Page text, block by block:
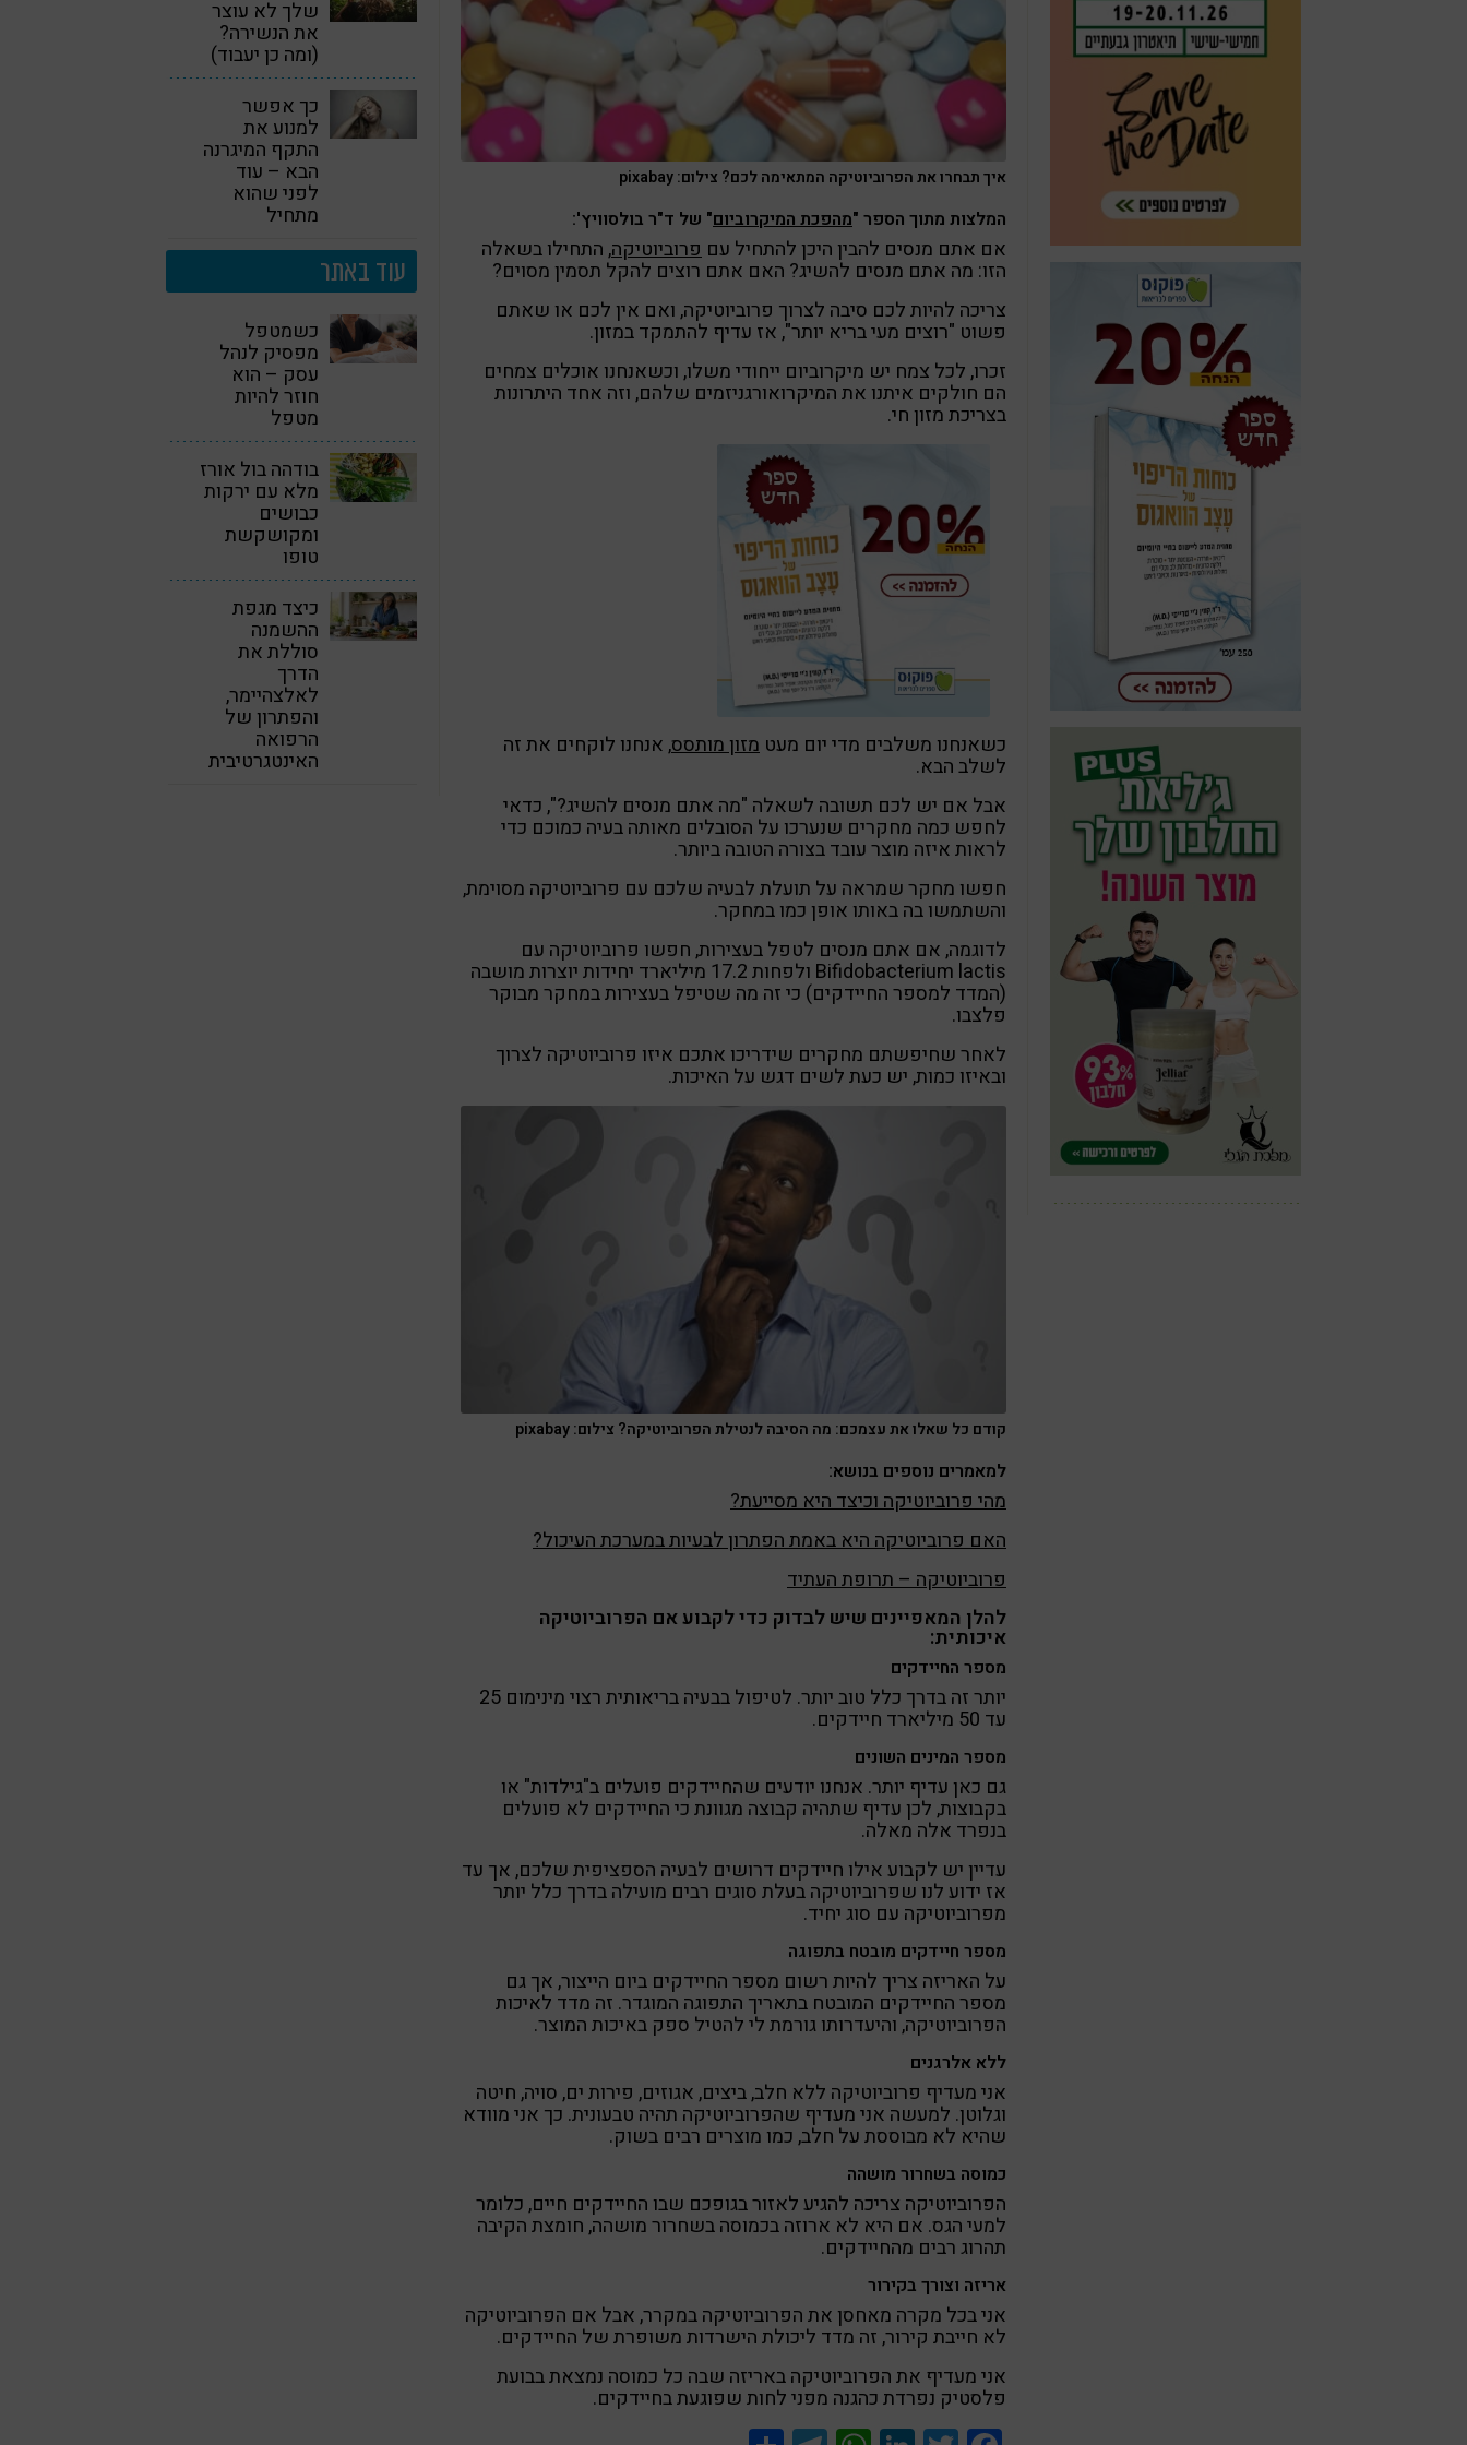
איך תבחרו את הפרוביוטיקה המתאימה לכם? צילום: pixabay
המלצות מתוך הספר "מהפכת המיקרוביום" של ד"ר בולסוויץ':
אם אתם מנסים להבין היכן להתחיל עם פרוביוטיקה, התחילו בשאלה
הזו: מה אתם מנסים להשיג? האם אתם רוצים להקל תסמין מסוים?
צריכה להיות לכם סיבה לצרוך פרוביוטיקה, ואם אין לכם או שאתם
פשוט "רוצים מעי בריא יותר", אז עדיף להתמקד במזון.
זכרו, לכל צמח יש מיקרוביום ייחודי משלו, וכשאנחנו אוכלים צמחים
הם חולקים איתנו את המיקרואורגניזמים שלהם, וזה אחד היתרונות
בצריכת מזון חי.
כשאנחנו משלבים מדי יום מעט מזון מותסס, אנחנו לוקחים את זה
לשלב הבא.
אבל אם יש לכם תשובה לשאלה "מה אתם מנסים להשיג?", כדאי
לחפש כמה מחקרים שנערכו על הסובלים מאותה בעיה כמוכם כדי
לראות איזה מוצר עובד בצורה הטובה ביותר.
חפשו מחקר שמראה על תועלת לבעיה שלכם עם פרוביוטיקה מסוימת,
והשתמשו בה באותו אופן כמו במחקר.
לדוגמה, אם אתם מנסים לטפל בעצירות, חפשו פרוביוטיקה עם
Bifidobacterium lactis ולפחות 17.2 מיליארד יחידות יוצרות מושבה
(המדד למספר החיידקים) כי זה מה שטיפל בעצירות במחקר מבוקר
פלצבו.
לאחר שחיפשתם מחקרים שידריכו אתכם איזו פרוביוטיקה לצרוך
ובאיזו כמות, יש כעת לשים דגש על האיכות.
קודם כל שאלו את עצמכם: מה הסיבה לנטילת הפרוביוטיקה? צילום: pixabay
למאמרים נוספים בנושא:
מהי פרוביוטיקה וכיצד היא מסייעת?
האם פרוביוטיקה היא באמת הפתרון לבעיות במערכת העיכול?
פרוביוטיקה – תרופת העתיד
להלן המאפיינים שיש לבדוק כדי לקבוע אם הפרוביוטיקה
איכותית:
מספר החיידקים
יותר זה בדרך כלל טוב יותר. לטיפול בבעיה בריאותית רצוי מינימום 25
עד 50 מיליארד חיידקים.
מספר המינים השונים
גם כאן עדיף יותר. אנחנו יודעים שהחיידקים פועלים ב"גילדות" או
בקבוצות, לכן עדיף שתהיה קבוצה מגוונת כי החיידקים לא פועלים
בנפרד אלה מאלה.
עדיין יש לקבוע אילו חיידקים דרושים לבעיה הספציפית שלכם, אך עד
אז ידוע לנו שפרוביוטיקה בעלת סוגים רבים מועילה בדרך כלל יותר
מפרוביוטיקה עם סוג יחיד.
מספר חיידקים מובטח בתפוגה
על האריזה צריך להיות רשום מספר החיידקים ביום הייצור, אך גם
מספר החיידקים המובטח בתאריך התפוגה המוגדר. זה מדד לאיכות
הפרוביוטיקה, והיעדרותו גורמת לי להטיל ספק באיכות המוצר.
ללא אלרגנים
אני מעדיף פרוביוטיקה ללא חלב, ביצים, אגוזים, פירות ים, סויה, חיטה
וגלוטן. למעשה אני מעדיף שהפרוביוטיקה תהיה טבעונית. כך אני מוודא
שהיא לא מבוססת על חלב, כמו מוצרים רבים בשוק.
כמוסה בשחרור מושהה
הפרוביוטיקה צריכה להגיע לאזור בגופכם שבו החיידקים חיים, כלומר
למעי הגס. אם היא לא ארוזה בכמוסה בשחרור מושהה, חומצת הקיבה
תהרוג רבים מהחיידקים.
אריזה וצורך בקירור
אני בכל מקרה מאחסן את הפרוביוטיקה במקרר, אבל אם הפרוביוטיקה
לא חייבת קירור, זה מדד ליכולת הישרדות משופרת של החיידקים.
אני מעדיף את הפרוביוטיקה באריזה שבה כל כמוסה נמצאת בבועת
פלסטיק נפרדת כהגנה מפני לחות שפוגעת בחיידקים.
שלך לא עוצר
את הנשירה?
(ומה כן יעבוד)
כך אפשר
למנוע את
התקף המיגרנה
הבא – עוד
לפני שהוא
מתחיל
עוד באתר
כשמטפל
מפסיק לנהל
עסק – הוא
חוזר להיות
מטפל
בודהה בול אורז
מלא עם ירקות
כבושים
ומקושקשת
טופו
כיצד מגפת
ההשמנה
סוללת את
הדרך
לאלצהיימר,
והפתרון של
הרפואה
האינטגרטיבית